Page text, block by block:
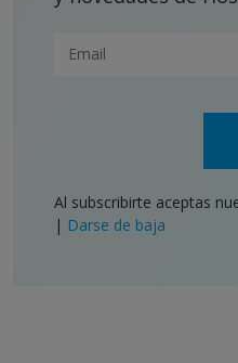
Al subscribirte aceptas
| Darse de baja